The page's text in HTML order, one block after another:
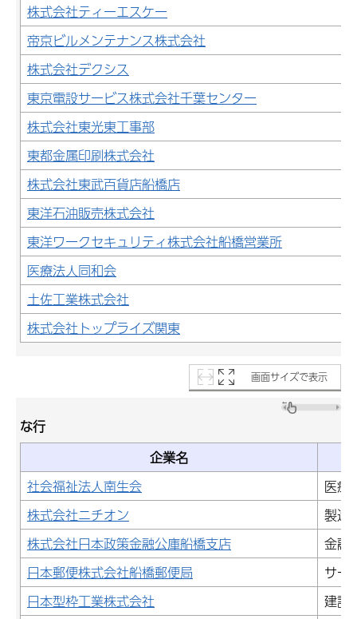
株式会社ティーエスケー
帝京ビルメンテナンス株式会社
株式会社デクシス
東京電設サービス株式会社千葉センター
株式会社東光東工事部
東都金属印刷株式会社
株式会社東武百貨店船橋店
東洋石油販売株式会社
東洋ワークセキュリティ株式会社船橋営業所
医療法人同和会
土佐工業株式会社
株式会社トップライズ関東
画面サイズで表示
な行
企業名
社会福祉法人南生会
医療
株式会社ニチオン
製造
株式会社日本政策金融公庫船橋支店
金融
日本郵便株式会社船橋郵便局
サー
日本型枠工業株式会社
建設